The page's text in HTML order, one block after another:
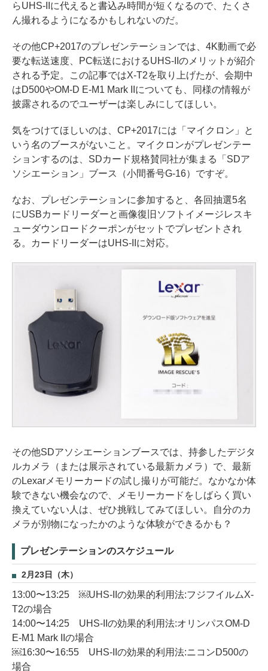
らUHS-IIに代えると書込み時間が短くなるので、たくさ
ん撮れるようになるかもしれないのだ。
その他CP+2017のプレゼンテーションでは、4K動画で必
要な転送速度、PC転送におけるUHS-IIのメリットが紹介
される予定。この記事ではX-T2を取り上げたが、会期中
はD500やOM-D E-M1 Mark IIについても、同様の情報が
披露されるのでユーザーは楽しみにしてほしい。
気をつけてほしいのは、CP+2017には「マイクロン」と
いう名のブースがないこと。マイクロンがプレゼンテー
ションするのは、SDカード規格賛同社が集まる「SDア
ソシエーション」ブース（小間番号G-16）ですぞ。
なお、プレゼンテーションに参加すると、各回抽選5名
にUSBカードリーダーと画像復旧ソフトイメージレスキ
ューダウンロードクーポンがセットでプレゼントされ
る。カードリーダーはUHS-IIに対応。
その他SDアソシエーションブースでは、持参したデジタ
ルカメラ（または展示されている最新カメラ）で、最新
のLexarメモリーカードの試し撮りが可能だ。なかなか体
験できない機会なので、メモリーカードをしばらく買い
換えていない人は、ぜひ挑戦してみてほしい。自分のカ
メラが別物になったかのような体験ができるかも？
プレゼンテーションのスケジュール
2月23日（木）
13:00〜13:25 ￼UHS-IIの効果的利用法:フジフイルムX-
T2の場合
14:00〜14:25 UHS-IIの効果的利用法:オリンパスOM-D
E-M1 Mark IIの場合
￼16:30〜16:55 UHS-IIの効果的利用法:ニコンD500の
場合